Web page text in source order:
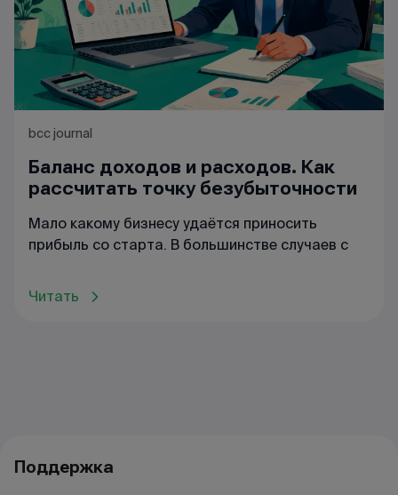
bcc journal
Баланс доходов и расходов. Как
рассчитать точку безубыточности
Мало какому бизнесу удаётся приносить
прибыль со старта. В большинстве случаев с
Читать
Поддержка